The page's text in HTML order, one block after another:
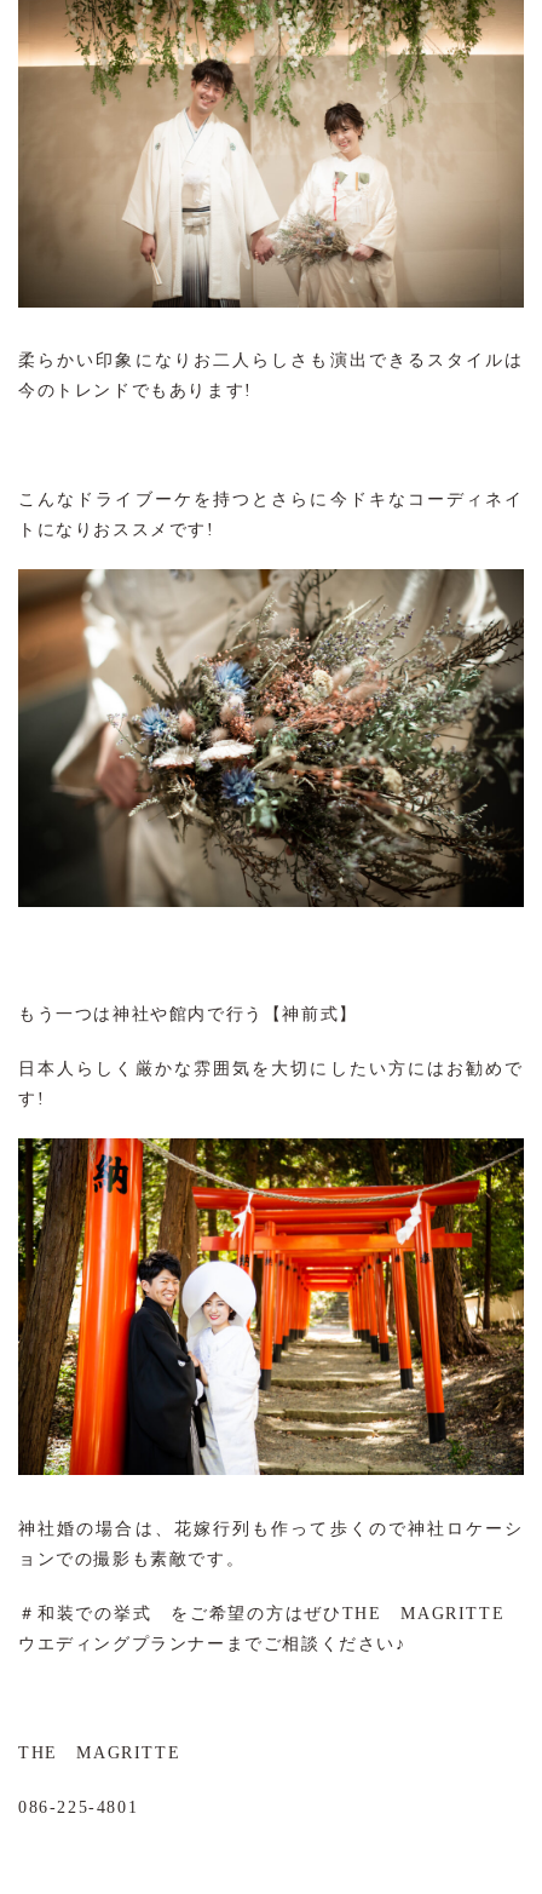
柔らかい印象になりお二人らしさも演出できるスタイルは
今のトレンドでもあります!
こんなドライブーケを持つとさらに今ドキなコーディネイ
トになりおススメです!
もう一つは神社や館内で行う【神前式】
日本人らしく厳かな雰囲気を大切にしたい方にはお勧めで
す!
神社婚の場合は、花嫁行列も作って歩くので神社ロケーシ
ョンでの撮影も素敵です。
＃和装での挙式 をご希望の方はぜひTHE MAGRITTE
ウエディングプランナーまでご相談ください♪
THE MAGRITTE
086-225-4801